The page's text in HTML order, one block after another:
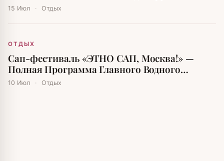
мира
15 Июл · Отдых
ОТДЫХ
Сап-фестиваль «ЭТНО САП, Москва!» —
Полная Программа Главного Водного
Праздника Лета
10 Июл · Отдых